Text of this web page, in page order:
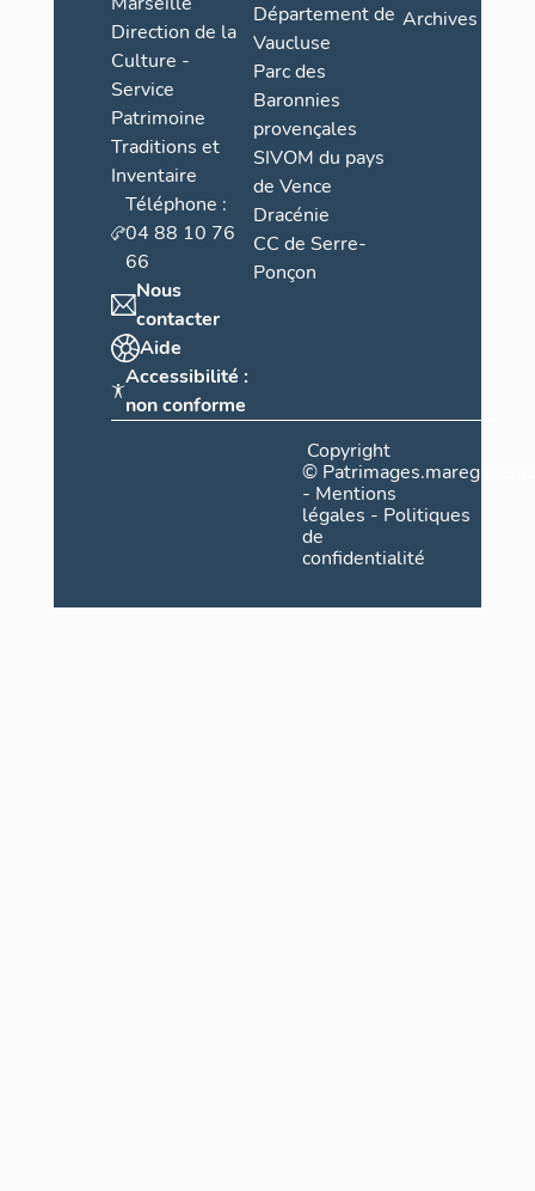
Direction de la
Culture -
Service
Patrimoine
Traditions et
Inventaire
Téléphone :
04 88 10 76
66
Nous
contacter
Aide
Accessibilité :
non conforme
Département de
Vaucluse
Parc des
Baronnies
provençales
SIVOM du pays
de Vence
Dracénie
CC de Serre-
Ponçon
Archives
Copyright
©
- Mentions
légales - Politiques
de
confidentialité